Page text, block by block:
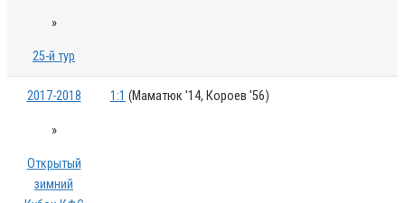
»
25-й тур
2017-2018
»
Открытый
зимний
1:1 (Маматюк '14, Короев '56)